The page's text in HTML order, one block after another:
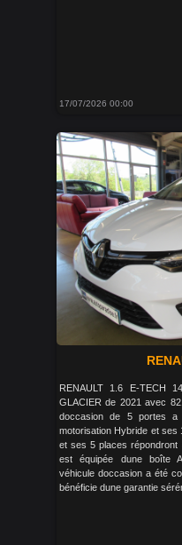
17/07/2026 00:00
RENAULT 1.6 E-TECH
GLACIER de 2021 avec
doccasion de 5 portes
motorisation Hybride et ses
et ses 5 places
est équipée dune boîte
véhicule doccasion a été
bénéficie dune garantie